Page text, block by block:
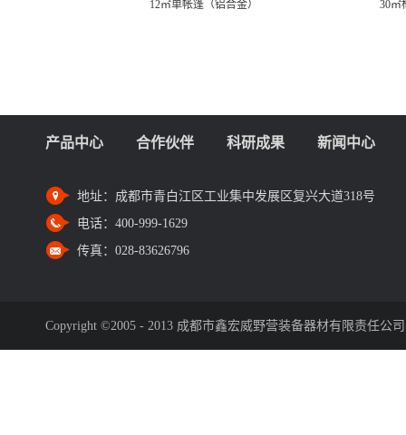
12㎡单帐篷（铝合金） 30㎡
产品中心 合作伙伴 科研成果 新闻中心
地址： 成都市青白江区工业集中发展区复兴大道318号
电话： 400-999-1629
传真： 028-83626796
Copyright ©2005 - 2013 成都市鑫宏威野营装备器材有限责任公司